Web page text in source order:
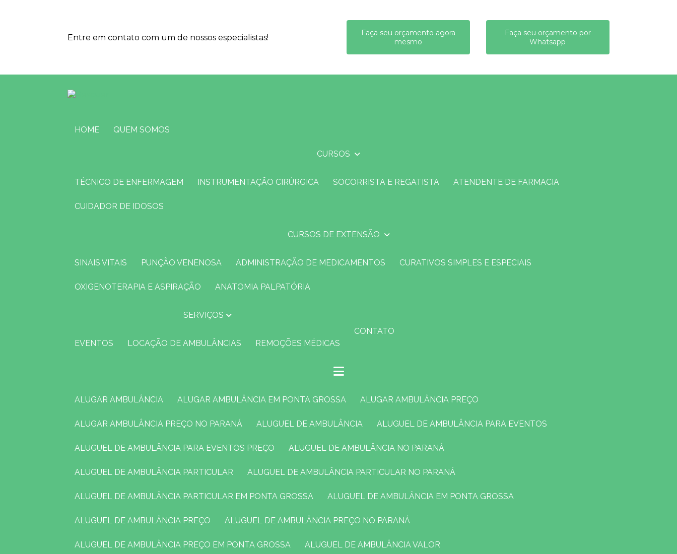
Entre em contato com um de nossos especialistas!
Faça seu orçamento agora
mesmo
Faça seu orçamento por
Whatsapp
HOME QUEM SOMOS
CURSOS
TÉCNICO DE ENFERMAGEM INSTRUMENTAÇÃO CIRÚRGICA SOCORRISTA E REGATISTA ATENDENTE DE FARMACIA
CUIDADOR DE IDOSOS
CURSOS DE EXTENSÃO
SINAIS VITAIS PUNÇÃO VENENOSA ADMINISTRAÇÃO DE MEDICAMENTOS CURATIVOS SIMPLES E ESPECIAIS
OXIGENOTERAPIA E ASPIRAÇÃO ANATOMIA PALPATÓRIA
SERVIÇOS
EVENTOS LOCAÇÃO DE AMBULÂNCIAS REMOÇÕES MÉDICAS
CONTATO
ALUGAR AMBULÂNCIA ALUGAR AMBULÂNCIA EM PONTA GROSSA ALUGAR AMBULÂNCIA PREÇO
ALUGAR AMBULÂNCIA PREÇO NO PARANÁ ALUGUEL DE AMBULÂNCIA ALUGUEL DE AMBULÂNCIA PARA EVENTOS
ALUGUEL DE AMBULÂNCIA PARA EVENTOS PREÇO ALUGUEL DE AMBULÂNCIA NO PARANÁ
ALUGUEL DE AMBULÂNCIA PARTICULAR ALUGUEL DE AMBULÂNCIA PARTICULAR NO PARANÁ
ALUGUEL DE AMBULÂNCIA PARTICULAR EM PONTA GROSSA ALUGUEL DE AMBULÂNCIA EM PONTA GROSSA
ALUGUEL DE AMBULÂNCIA PREÇO ALUGUEL DE AMBULÂNCIA PREÇO NO PARANÁ
ALUGUEL DE AMBULÂNCIA PREÇO EM PONTA GROSSA ALUGUEL DE AMBULÂNCIA VALOR